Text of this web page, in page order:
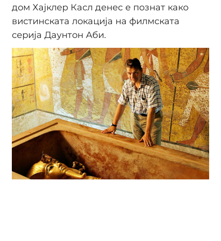
дом Хајклер Касл денес е познат како
вистинската локација на филмската
серија Даунтон Аби.